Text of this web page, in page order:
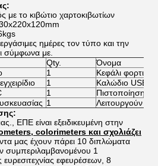
με το κιβώτιο χαρτοκιβωτίων
ημέρες τον τύπο και την
σύμφωνα με.
Qty.
Όνομα
1
Κεφάλι
1
Καλώδιο USB
1
Πιστοποίηση
1
Λειτουργούν
ΕΠΕ είναι εξειδικευμένη στην
colorimeters και σχολιάζει
μας έχουν πάρει 10 διπλώματα
συμπεριλαμβανομένου 1
εφευρέσεων, 8